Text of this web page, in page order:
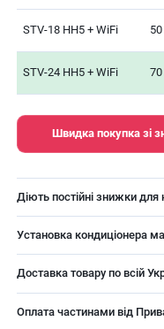
STV-18 HH5 + WiFi
STV-24 HH5 + WiFi 70
Швидка покупка зі
Діють постійні знижки для
Установка кондиціонера
Доставка товару по всій
Оплата частинами від